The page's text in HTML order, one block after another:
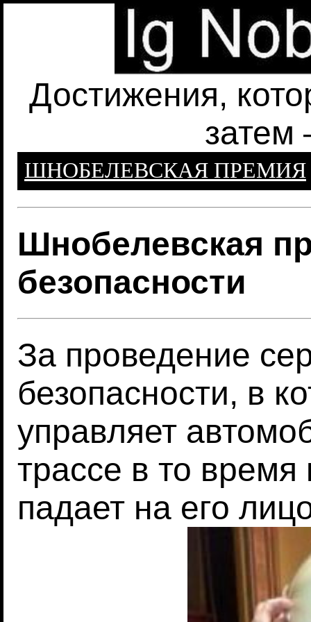
Достижения,
затем
ШНОБЕЛЕВСКАЯ ПРЕМИЯ
Шнобелевская
безопасности
За проведение
безопасности, в
управляет
трассе в то
падает на его